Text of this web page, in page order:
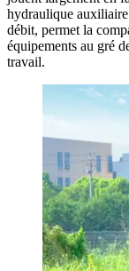
hydraulique
débit, permet la
équipements au gré
travail.